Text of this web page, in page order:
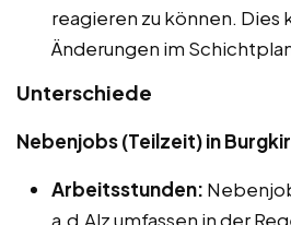
reagieren zu können. Dies
Änderungen im
Unterschiede
Nebenjobs (Teilzeit) in
Arbeitsstunden:
a.d.Alz umfassen in der